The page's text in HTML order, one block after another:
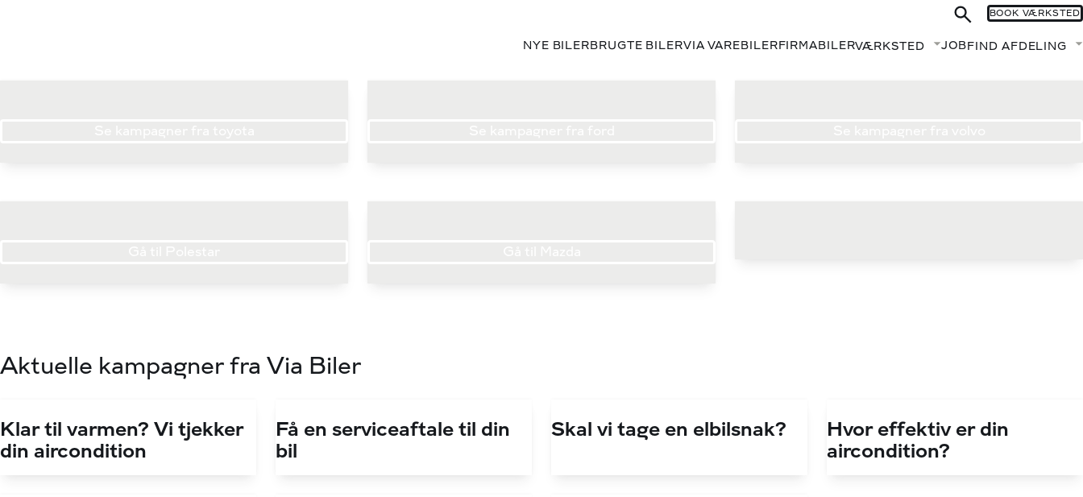
NYE BILER BRUGTE BILERVIA VAREBILER FIRMABILERVÆRKSTED Fold undermenu ud
JOB FIND AFDELING
BOOK VÆRKSTED
Aktuelle kampagner fra Via Biler
Klar til varmen? Vi tjekker
din aircondition
Få en serviceaftale til din
bil
Skal vi tage en elbilsnak?
Hvor effektiv er din
aircondition?